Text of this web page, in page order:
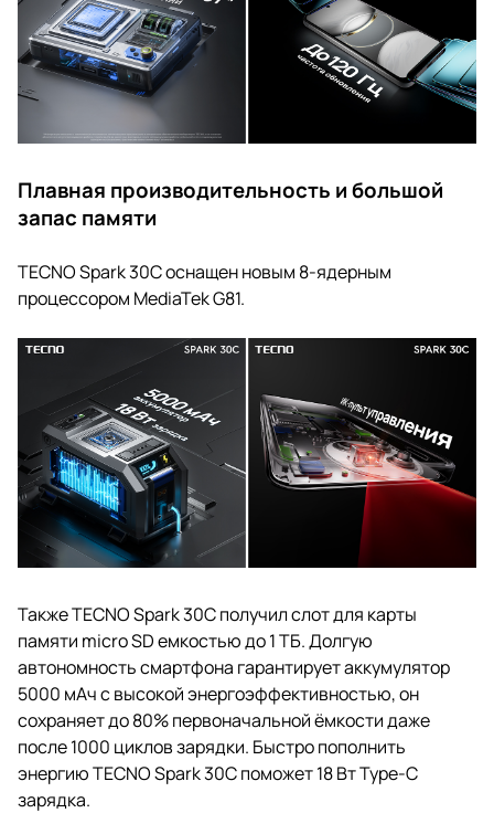
Плавная производительность и большой
запас памяти
TECNO Spark 30С оснащен новым 8-ядерным
процессором MediaTek G81.
Также TECNO Spark 30С получил слот для карты
памяти micro SD емкостью до 1 ТБ. Долгую
автономность смартфона гарантирует аккумулятор
5000 мАч с высокой энергоэффективностью, он
сохраняет до 80% первоначальной ёмкости даже
после 1000 циклов зарядки. Быстро пополнить
энергию TECNO Spark 30С поможет 18 Вт Type-C
зарядка.